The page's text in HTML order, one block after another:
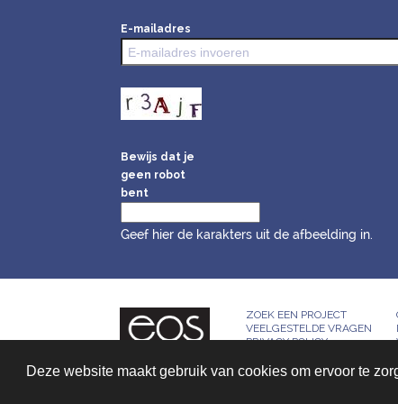
Deze website maakt gebruik van cookies om ervoor te
E-mailadres
Bewijs dat je
geen robot
bent
Geef hier de karakters uit de afbeelding in.
ZOEK EEN PROJECT
VEELGESTELDE VRAGEN
PRIVACY POLICY